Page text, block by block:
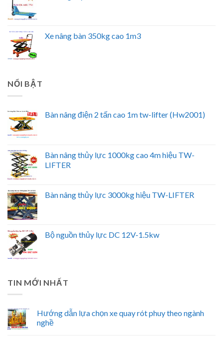
Xe nâng bàn 350kg cao 1m3
NỔI BẬT
Bàn nâng điện 2 tấn cao 1m tw-lifter (Hw2001)
Bàn nâng thủy lực 1000kg cao 4m hiệu TW-
LIFTER
Bàn nâng thủy lực 3000kg hiệu TW-LIFTER
Bộ nguồn thủy lực DC 12V-1.5kw
TIN MỚI NHẤT
Hướng dẫn lựa chọn xe quay rót phuy theo ngành
nghề